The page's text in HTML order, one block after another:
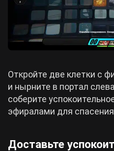
Откройте две клетки с
и нырните в портал
соберите
эфиралами для
Доставьте